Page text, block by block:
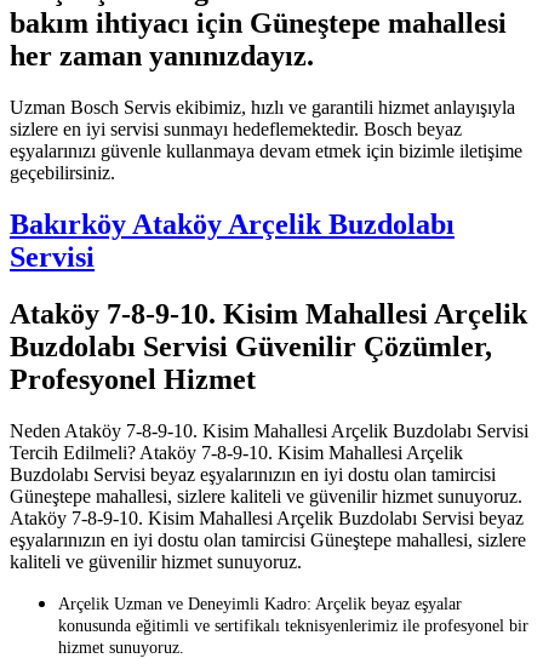
bakım ihtiyacı için Güneştepe mahallesi
her zaman yanınızdayız.
Uzman Bosch Servis ekibimiz, hızlı ve garantili hizmet anlayışıyla
sizlere en iyi servisi sunmayı hedeflemektedir. Bosch beyaz
eşyalarınızı güvenle kullanmaya devam etmek için bizimle iletişime
geçebilirsiniz.
Bakırköy Ataköy Arçelik Buzdolabı
Servisi
Ataköy 7-8-9-10. Kisim Mahallesi Arçelik
Buzdolabı Servisi Güvenilir Çözümler,
Profesyonel Hizmet
Neden Ataköy 7-8-9-10. Kisim Mahallesi Arçelik Buzdolabı Servisi
Tercih Edilmeli? Ataköy 7-8-9-10. Kisim Mahallesi Arçelik
Buzdolabı Servisi beyaz eşyalarınızın en iyi dostu olan tamircisi
Güneştepe mahallesi, sizlere kaliteli ve güvenilir hizmet sunuyoruz.
Ataköy 7-8-9-10. Kisim Mahallesi Arçelik Buzdolabı Servisi beyaz
eşyalarınızın en iyi dostu olan tamircisi Güneştepe mahallesi, sizlere
kaliteli ve güvenilir hizmet sunuyoruz.
Arçelik Uzman ve Deneyimli Kadro: Arçelik beyaz eşyalar
konusunda eğitimli ve sertifikalı teknisyenlerimiz ile profesyonel bir
hizmet sunuyoruz.